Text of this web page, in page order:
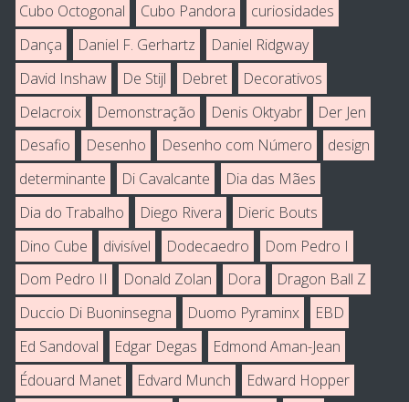
Cubo Octogonal
Cubo Pandora
curiosidades
Dança
Daniel F. Gerhartz
Daniel Ridgway
David Inshaw
De Stijl Debret
Decorativos
Delacroix
Demonstração Denis Oktyabr
Der Jen
Desafio
Desenho Desenho com Número
design
determinante
Di Cavalcante
Dia das Mães
Dia do Trabalho
Diego Rivera
Dieric Bouts
Dino Cube
divisível Dodecaedro
Dom Pedro I
Dom Pedro II
Donald Zolan Dora
Dragon Ball Z
Duccio Di Buoninsegna
Duomo Pyraminx
EBD
Ed Sandoval
Edgar Degas
Edmond Aman-Jean
Édouard Manet
Edvard Munch Edward Hopper